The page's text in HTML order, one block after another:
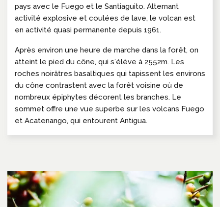
pays avec le Fuego et le Santiaguito. Alternant
activité explosive et coulées de lave, le volcan est
en activité quasi permanente depuis 1961.
Après environ une heure de marche dans la forêt, on
atteint le pied du cône, qui s´élève à 2552m. Les
roches noirâtres basaltiques qui tapissent les environs
du cône contrastent avec la forêt voisine où de
nombreux épiphytes décorent les branches. Le
sommet offre une vue superbe sur les volcans Fuego
et Acatenango, qui entourent Antigua.